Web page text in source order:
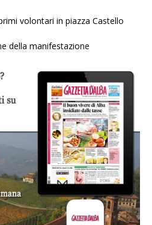
volontari in piazza Castello
manifestazione